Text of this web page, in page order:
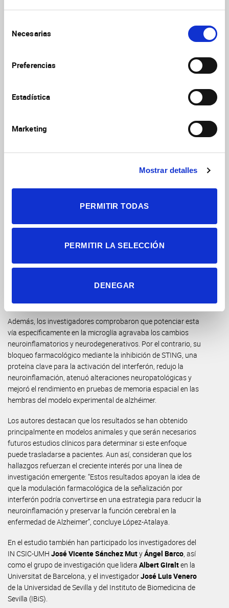
Necesarias
Preferencias
Estadística
Marketing
Mostrar detalles
PERMITIR TODAS
PERMITIR LA SELECCIÓN
DENEGAR
Imagen del cerebro de un ratón modelo de enfermedad de
Alzheimer. Las células de la microglía (rojo) rodean placas
por interferón. Los núcleos celulares aparecen en azul. Fuente:
Una posible diana terapéutica
El equipo quiso averiguar si la activación de la señalización
alzhéimer o si desempeñaba un papel activo en la progresión
experimentales y demostraron que activar esta respuesta
asociadas a la enfermedad, como la inflamación cerebral y el
deterioro de circuitos relacionados con la memoria.
Además, los investigadores comprobaron que potenciar esta
vía específicamente en la microglía agravaba los cambios
neuroinflamatorios y neurodegenerativos. Por el contrario, su
bloqueo farmacológico mediante la inhibición de STING, una
proteína clave para la activación del interferón, redujo la
neuroinflamación, atenuó alteraciones neuropatológicas y
mejoró el rendimiento en pruebas de memoria espacial en las
hembras del modelo experimental de alzhéimer.
Los autores destacan que los resultados se han obtenido
principalmente en modelos animales y que serán necesarios
futuros estudios clínicos para determinar si este enfoque
puede trasladarse a pacientes. Aun así, consideran que los
hallazgos refuerzan el creciente interés por una línea de
investigación emergente: “Estos resultados apoyan la idea de
que la modulación farmacológica de la señalización por
interferón podría convertirse en una estrategia para reducir la
neuroinflamación y preservar la función cerebral en la
enfermedad de Alzheimer”, concluye López-Atalaya.
En el estudio también han participado los investigadores del
IN CSIC-UMH José Vicente Sánchez MutyÁngel Barco, así
como el grupo de investigación que lidera Albert Giralten la
Universitat de Barcelona, y el investigadorJosé Luis Venero
de la Universidad de Sevilla y del Instituto de Biomedicina de
Sevilla (IBiS).